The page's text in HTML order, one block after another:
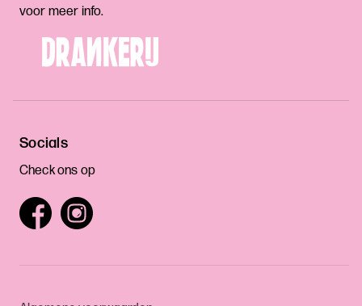
voor meer info.
Socials
Check ons op